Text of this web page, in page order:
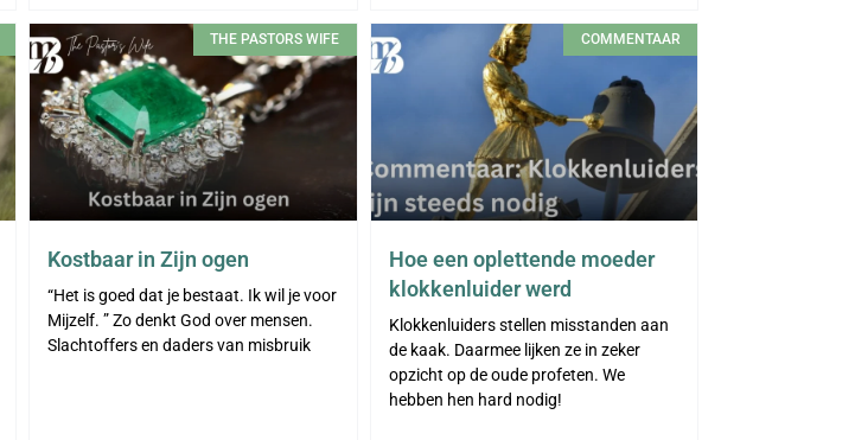
THE PASTORS WIFE
Kostbaar in Zijn ogen
“Het is goed dat je bestaat. Ik wil je voor
Mijzelf. ” Zo denkt God over mensen.
Slachtoffers en daders van misbruik
COMMENTAAR
Hoe een oplettende moeder
klokkenluider werd
Klokkenluiders stellen misstanden aan
de kaak. Daarmee lijken ze in zeker
opzicht op de oude profeten. We
hebben hen hard nodig!